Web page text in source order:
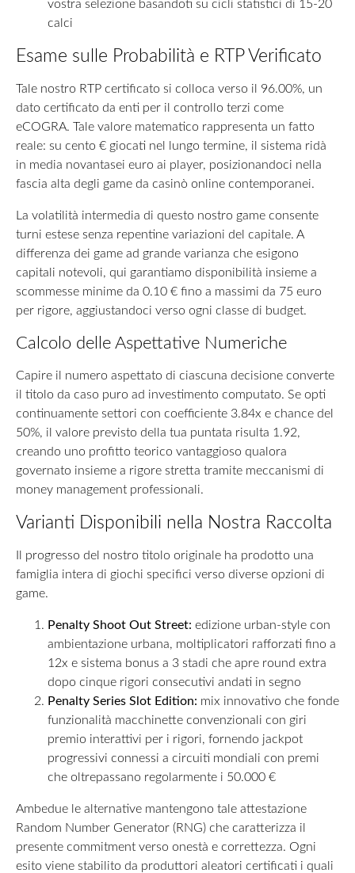
vostra selezione basandoti su cicli statistici di 15-20
calci
Esame sulle Probabilità e RTP Verificato
Tale nostro RTP certificato si colloca verso il 96.00%, un
dato certificato da enti per il controllo terzi come
eCOGRA. Tale valore matematico rappresenta un fatto
reale: su cento € giocati nel lungo termine, il sistema ridà
in media novantasei euro ai player, posizionandoci nella
fascia alta degli game da casinò online contemporanei.
La volatilità intermedia di questo nostro game consente
turni estese senza repentine variazioni del capitale. A
differenza dei game ad grande varianza che esigono
capitali notevoli, qui garantiamo disponibilità insieme a
scommesse minime da 0.10 € fino a massimi da 75 euro
per rigore, aggiustandoci verso ogni classe di budget.
Calcolo delle Aspettative Numeriche
Capire il numero aspettato di ciascuna decisione converte
il titolo da caso puro ad investimento computato. Se opti
continuamente settori con coefficiente 3.84x e chance del
50%, il valore previsto della tua puntata risulta 1.92,
creando uno profitto teorico vantaggioso qualora
governato insieme a rigore stretta tramite meccanismi di
money management professionali.
Varianti Disponibili nella Nostra Raccolta
Il progresso del nostro titolo originale ha prodotto una
famiglia intera di giochi specifici verso diverse opzioni di
game.
Penalty Shoot Out Street: edizione urban-style con
ambientazione urbana, moltiplicatori rafforzati fino a
12x e sistema bonus a 3 stadi che apre round extra
dopo cinque rigori consecutivi andati in segno
Penalty Series Slot Edition: mix innovativo che fonde
funzionalità macchinette convenzionali con giri
premio interattivi per i rigori, fornendo jackpot
progressivi connessi a circuiti mondiali con premi
che oltrepassano regolarmente i 50.000 €
Ambedue le alternative mantengono tale attestazione
Random Number Generator (RNG) che caratterizza il
presente commitment verso onestà e correttezza. Ogni
esito viene stabilito da produttori aleatori certificati i quali